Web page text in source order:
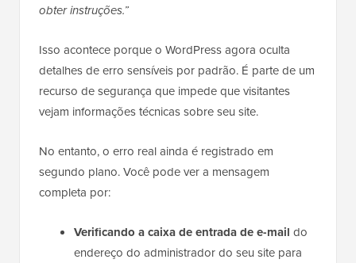
obter instruções.”
Isso acontece porque o WordPress agora oculta
detalhes de erro sensíveis por padrão. É parte de um
recurso de segurança que impede que visitantes
vejam informações técnicas sobre seu site.
No entanto, o erro real ainda é registrado em
segundo plano. Você pode ver a mensagem
completa por:
Verificando a caixa de entrada de e-mail do
endereço do administrador do seu site para